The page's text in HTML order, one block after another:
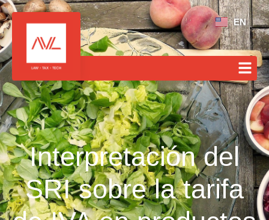
EN
Interpretación del
SRI sobre la tarifa